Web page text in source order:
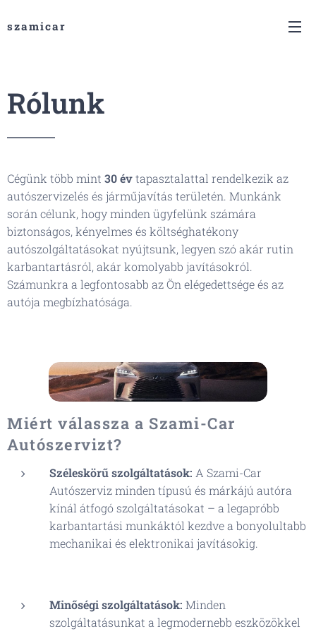
szamicar
Rólunk
Cégünk több mint 30 évtapasztalattal rendelkezik az
autószervizelés és járműjavítás területén. Munkánk
során célunk, hogy minden ügyfelünk számára
biztonságos, kényelmes és költséghatékony
autószolgáltatásokat nyújtsunk, legyen szó akár rutin
karbantartásról, akár komolyabb javításokról.
Számunkra a legfontosabb az Ön elégedettsége és az
autója megbízhatósága.
Miért válassza a Szami-Car
Autószervizt?
Széleskörű szolgáltatások: A Szami-Car
Autószerviz minden típusú és márkájú autóra
kínál átfogó szolgáltatásokat – a legapróbb
karbantartási munkáktól kezdve a bonyolultabb
mechanikai és elektronikai javításokig.
Minőségi szolgáltatások: Minden
szolgáltatásunkat a legmodernebb eszközökkel